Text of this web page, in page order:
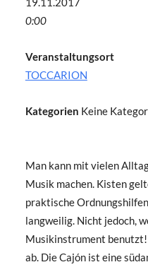
0:00
Veranstaltungsort
TOCCARION
Kategorien Keine
Man kann mit vielen
Musik machen. Kisten
praktische
langweilig. Nicht jedoch,
Musikinstrument
ab. Die Cajón ist eine